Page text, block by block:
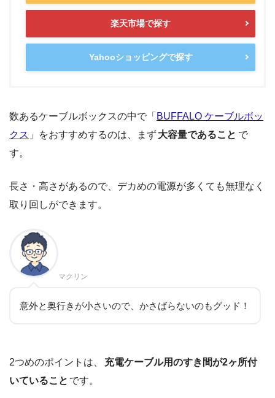
楽天市場で探す
Yahooショッピングで探す
数あるケーブルボックスの中で「 BUFFALO ケーブルボッ
クス 」をおすすめするのは、まず大容量であること で
す。
長さ・高さがあるので、デカめの電源が多くても無理なく
取り回しができます。
マクリン
意外と奥行きが小さいので、かさばらないのもグッド！
2つめのポイントは、
充電ケーブル用のすき間が2ヶ所付
いていること です。